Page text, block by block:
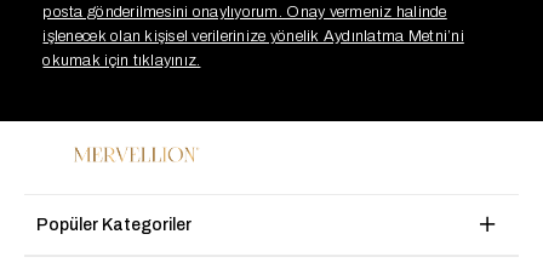
posta gönderilmesini onaylıyorum. Onay vermeniz halinde
işlenecek olan kişisel verilerinize yönelik Aydınlatma Metni’ni
okumak için tıklayınız.
Popüler Kategoriler